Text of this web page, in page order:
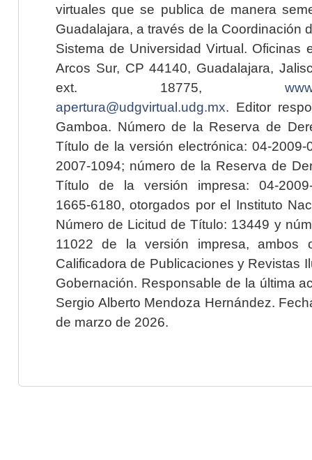
virtuales que se publica de manera
Guadalajara, a través de la Coordinación
Sistema de Universidad Virtual. Oficinas
Arcos Sur, CP 44140, Guadalajara,
ext. 18775,
apertura@udgvirtual.udg.mx. Editor
Gamboa. Número de la Reserva de
Título de la versión electrónica: 04-2009-
2007-1094; número de la Reserva de
Título de la versión impresa: 04-2009-
1665-6180, otorgados por el Instituto
Número de Licitud de Título: 13449 y
11022 de la versión impresa, ambos
Calificadora de Publicaciones y Revistas
Gobernación. Responsable de la última
Sergio Alberto Mendoza Hernández.
de marzo de 2026.